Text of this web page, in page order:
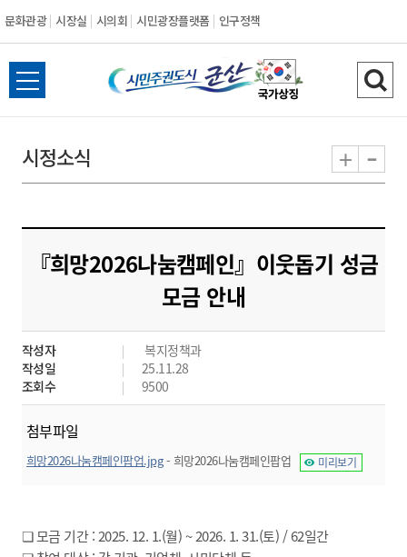
문화관광 시장실 시의회 시민광장플랫폼 인구정책
시
민
도
시
군
산
전
체
뉴
열
검
색
기
시정소식 + -
『희망2026나눔캠페인』이웃돕기 성금
모금 안내
작성자
복지정책과
작성일
25.11.28
조회수
9500
첨부파일
희망2026나눔캠페인팝업.jpg- 희망2026나눔캠페인팝업 미리보기
❏ 모금 기간 : 2025. 12. 1.(월) ~ 2026. 1. 31.(토) / 62일간